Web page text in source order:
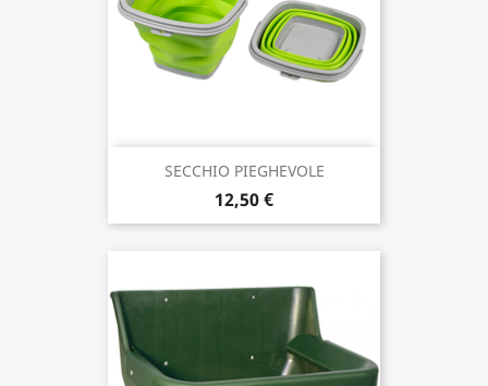
SECCHIO PIEGHEVOLE
12,50 €